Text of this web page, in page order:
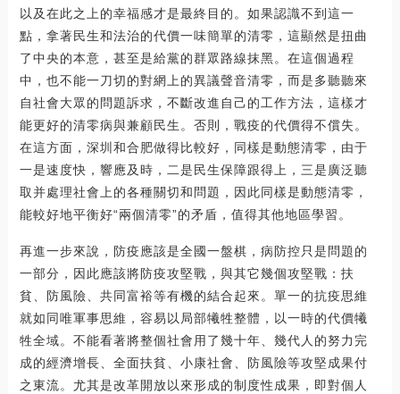
以及在此之上的幸福感才是最終目的。如果認識不到這一
點，拿著民生和法治的代價一味簡單的清零，這顯然是扭曲
了中央的本意，甚至是給黨的群眾路線抹黑。在這個過程
中，也不能一刀切的對網上的異議聲音清零，而是多聽聽來
自社會大眾的問題訴求，不斷改進自己的工作方法，這樣才
能更好的清零病與兼顧民生。否則，戰疫的代價得不償失。
在這方面，深圳和合肥做得比較好，同樣是動態清零，由于
一是速度快，響應及時，二是民生保障跟得上，三是廣泛聽
取并處理社會上的各種關切和問題，因此同樣是動態清零，
能較好地平衡好“兩個清零”的矛盾，值得其他地區學習。
再進一步來說，防疫應該是全國一盤棋，病防控只是問題的
一部分，因此應該將防疫攻堅戰，與其它幾個攻堅戰：扶
貧、防風險、共同富裕等有機的結合起來。單一的抗疫思維
就如同唯軍事思維，容易以局部犧牲整體，以一時的代價犧
牲全域。不能看著將整個社會用了幾十年、幾代人的努力完
成的經濟增長、全面扶貧、小康社會、防風險等攻堅成果付
之東流。尤其是改革開放以來形成的制度性成果，即對個人